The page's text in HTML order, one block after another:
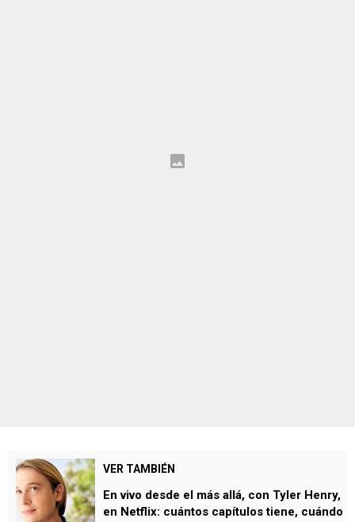
VER TAMBIÉN
En vivo desde el más allá, con Tyler Henry,
en Netflix: cuántos capítulos tiene, cuándo